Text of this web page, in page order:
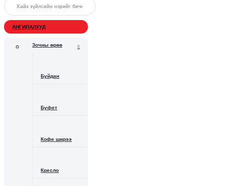
АНГИЛАЛУУД
Зочны өрөө
Буйдан
Буфет
Кофе ширээ
Кресло